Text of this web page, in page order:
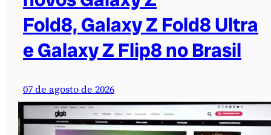
Fold8, Galaxy Z Fold8 Ultra
e Galaxy Z Flip8 no Brasil
07 de agosto de 2026